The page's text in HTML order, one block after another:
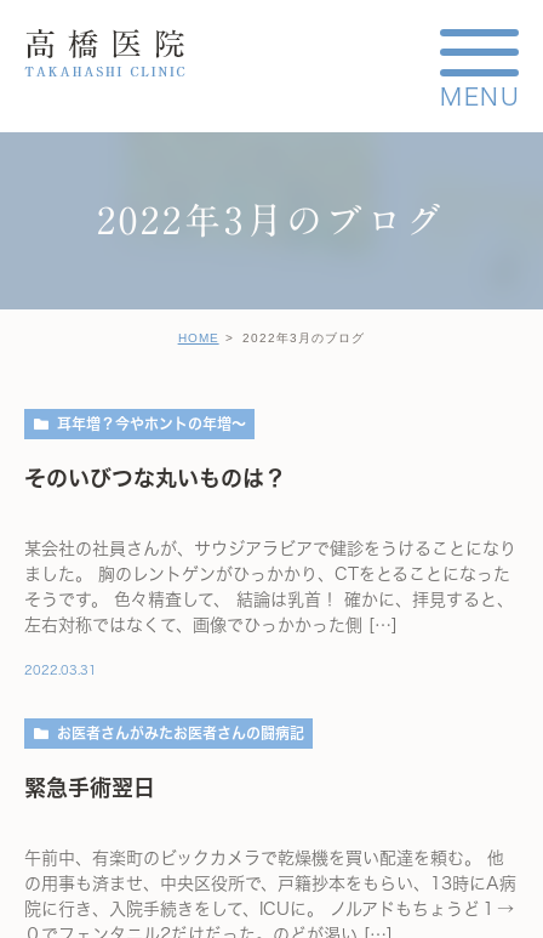
2022年3月のブログ
HOME 2022年3月のブログ
耳年増？今やホントの年増～
そのいびつな丸いものは？
某会社の社員さんが、サウジアラビアで健診をうけることになり
ました。 胸のレントゲンがひっかかり、CTをとることになった
そうです。 色々精査して、 結論は乳首！ 確かに、拝見すると、
左右対称ではなくて、画像でひっかかった側 […]
2022.03.31
お医者さんがみたお医者さんの闘病記
緊急手術翌日
午前中、有楽町のビックカメラで乾燥機を買い配達を頼む。 他
の用事も済ませ、中央区役所で、戸籍抄本をもらい、13時にA病
院に行き、入院手続きをして、ICUに。 ノルアドもちょうど１→
０でフェンタニル2だけだった。のどが渇い […]